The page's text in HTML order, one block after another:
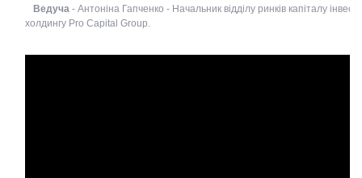
Ведуча - Антоніна Гапченко - Начальник відділу ринків капіталу
холдингу Pro Capital Group.